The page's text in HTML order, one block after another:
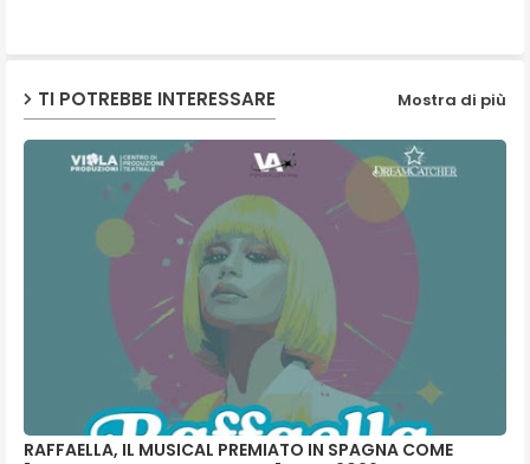
TI POTREBBE INTERESSARE Mostra di più
RAFFAELLA, IL MUSICAL PREMIATO IN SPAGNA COME